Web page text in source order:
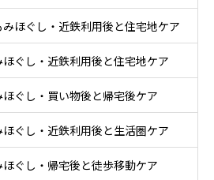
ほぐし・近鉄利用後と住宅地ケア
ぐし・近鉄利用後と住宅地ケア
ぐし・買い物後と帰宅後ケア
ぐし・近鉄利用後と生活圏ケア
ぐし・帰宅後と徒歩移動ケア